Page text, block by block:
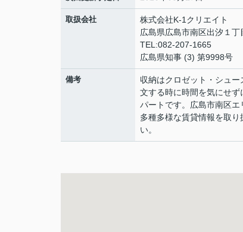
取扱会社
株式会社K-1クリエイト
広島県広島市南区出汐１
TEL:082-207-1665
広島県知事 (3) 第9998号
備考
収納はクロゼット・シュ
文する時に時間を気にせ
パートです。広島市南区
多種多様な賃貸情報を取
い。